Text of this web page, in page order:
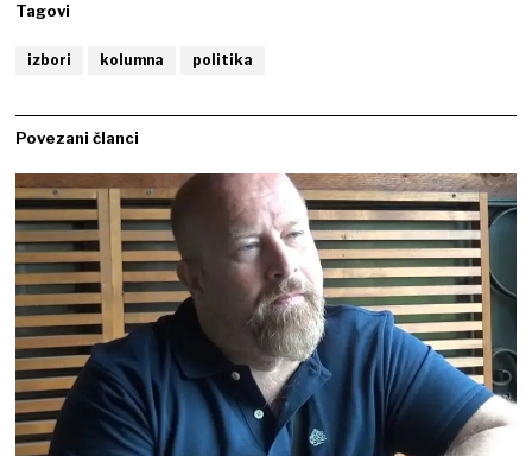
Tagovi
izbori kolumna politika
Povezani članci